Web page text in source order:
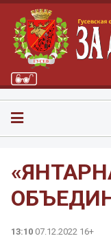
13:10 07.12.2022 16+